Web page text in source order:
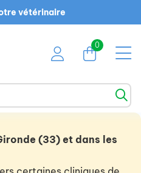
vétérinaire
0
(33) et dans les